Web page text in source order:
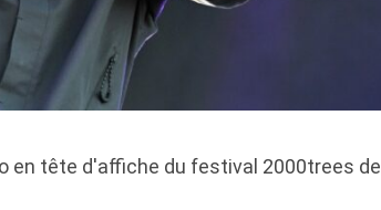
en tête d'affiche du festival 2000trees de